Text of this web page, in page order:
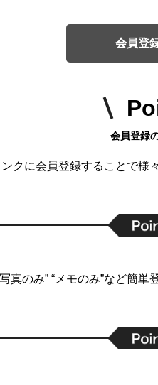
会員登
会員登録
クに会員登録することで様
真のみ” “メモのみ”など簡単